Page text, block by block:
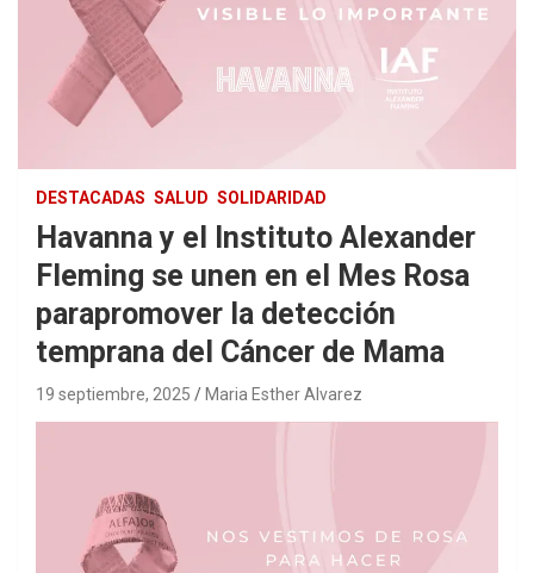
DESTACADAS SALUD SOLIDARIDAD
Havanna y el Instituto Alexander
Fleming se unen en el Mes Rosa
parapromover la detección
temprana del Cáncer de Mama
19 septiembre, 2025 Maria Esther Alvarez